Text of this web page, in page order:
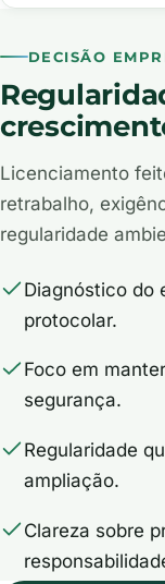
DECISÃO
Licenciamento
retrabalho,
regularidade
Diagnóstico do
protocolar.
Foco em
segurança.
Regularidade
ampliação.
Clareza sobre